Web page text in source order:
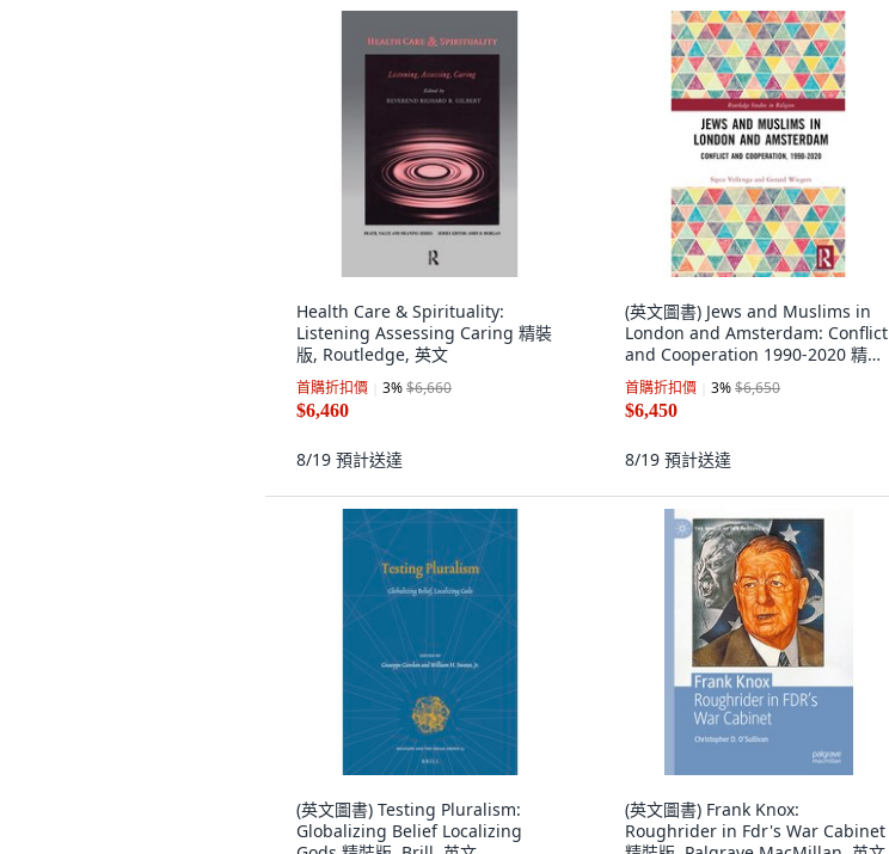
Health Care & Spirituality:
Listening Assessing Caring 精裝
版, Routledge, 英文
首購折扣價 3%$6,660
$6,460
8/19 預計送達
(英文圖書) Jews and Muslims in
London and Amsterdam: Conflict
and Cooperation 1990-2020 精裝
版, Routledge, 英文
首購折扣價 3%$6,650
$6,450
8/19 預計送達
(英文圖書) Testing Pluralism:
Globalizing Belief Localizing
(英文圖書) Frank Knox:
Roughrider in Fdr's War Cabinet